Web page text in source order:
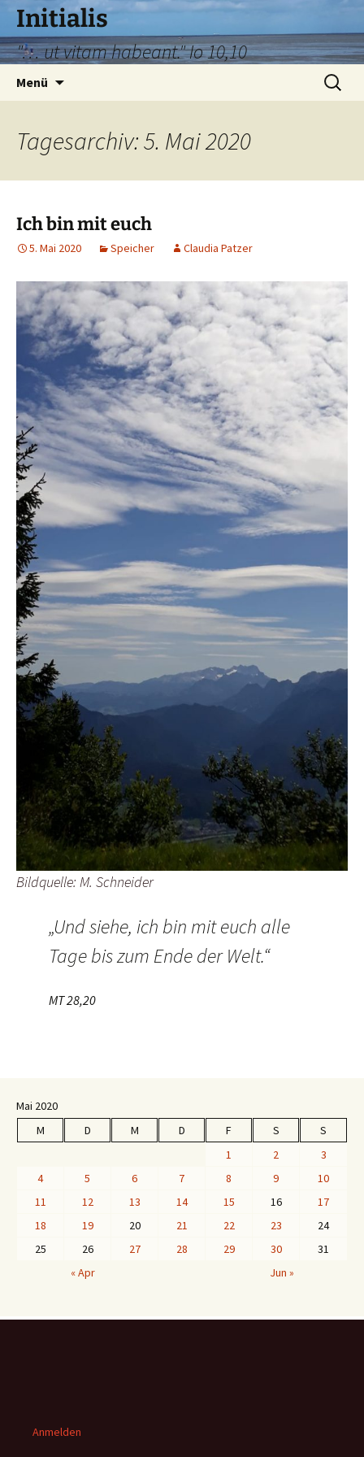
Zum
Inhalt
springen
Initialis
"… ut vitam habeant." Io 10,10
Menü
Suche
nach:
Tagesarchiv: 5. Mai 2020
Ich bin mit euch
5. Mai 2020 Speicher Claudia Patzer
Bildquelle: M. Schneider
„Und siehe, ich bin mit euch alle
Tage bis zum Ende der Welt.“
MT 28,20
Mai 2020
M
D M D F S
S
1
2
3
4
5 6 7 8 9
10
11
12 13 14 15 16
17
18
19 20 21 22 23
24
25
26 27 28 29 30
31
« Apr
Jun »
Anmelden